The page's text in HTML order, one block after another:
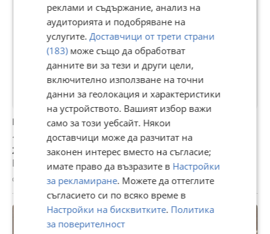
Honda Accord
1 350 €
2 640,37 лв
Не се начислява ДДС
с. Ушинци, Разград, 19 юли
реклами и съдържание, анализ на
аудиторията и подобряване на
услугите. Доставчици от трети страни
(183)може също да обработват
данните ви за тези и други цели,
включително използване на точни
данни за геолокация и характеристики
на устройството. Вашият избор важи
само за този уебсайт. Някои
доставчици може да разчитат на
законен интерес вместо на съгласие;
имате право да възразите в Настройки
за рекламиране. Можете да оттеглите
съгласието си по всяко време в
Настройки на бисквитките. Политика
за поверителност